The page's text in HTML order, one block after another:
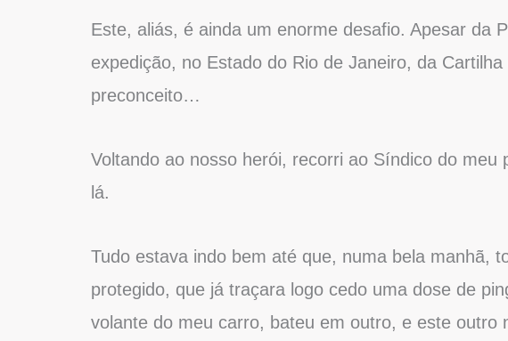
Este, aliás, é ainda um enorme desafio. Apesar da
expedição, no Estado do Rio de Janeiro, da
preconceito…
Voltando ao nosso herói, recorri ao Síndico do
lá.
Tudo estava indo bem até que, numa bela manhã,
protegido, que já traçara logo cedo uma dose de
volante do meu carro, bateu em outro, e este